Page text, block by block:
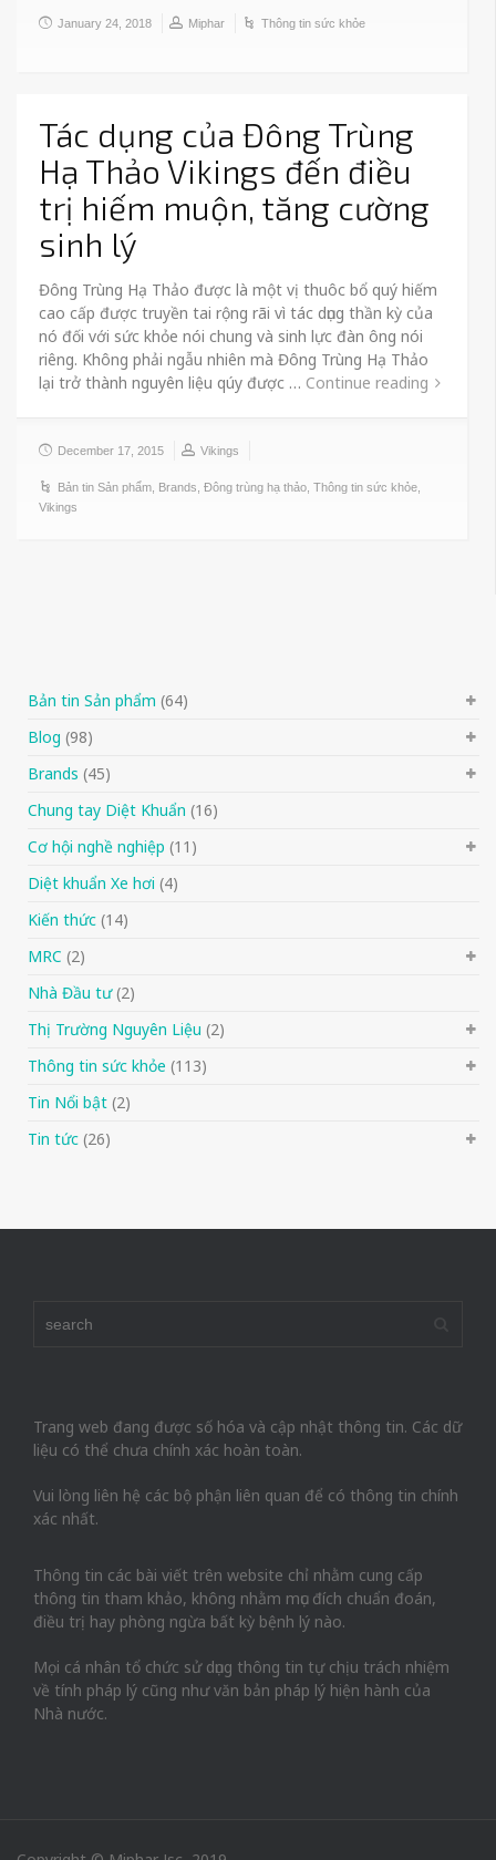
January 24, 2018 Miphar Thông tin sức khỏe
Tác dụng của Đông Trùng
Hạ Thảo Vikings đến điều
trị hiếm muộn, tăng cường
sinh lý
Đông Trùng Hạ Thảo được là một vị thuôc bổ quý hiếm
cao cấp được truyền tai rộng rãi vì tác dụng thần kỳ của
nó đối với sức khỏe nói chung và sinh lực đàn ông nói
riêng. Không phải ngẫu nhiên mà Đông Trùng Hạ Thảo
lại trở thành nguyên liệu qúy được … Continue reading
December 17, 2015 Vikings
Bản tin Sản phẩm Brands Đông trùng hạ thảo Thông tin sức khỏe
Vikings
Bản tin Sản phẩm (64)
Blog (98)
Brands (45)
Chung tay Diệt Khuẩn (16)
Cơ hội nghề nghiệp (11)
Diệt khuẩn Xe hơi (4)
Kiến thức (14)
MRC (2)
Nhà Đầu tư(2)
Thị Trường Nguyên Liệu (2)
Thông tin sức khỏe (113)
Tin Nổi bật (2)
Tin tức (26)
Trang web đang được số hóa và cập nhật thông tin. Các dữ
liệu có thể chưa chính xác hoàn toàn.
Vui lòng liên hệ các bộ phận liên quan để có thông tin chính
xác nhất.
Thông tin các bài viết trên website chỉ nhằm cung cấp
thông tin tham khảo, không nhằm mục đích chuẩn đoán,
điều trị hay phòng ngừa bất kỳ bệnh lý nào.
Mọi cá nhân tổ chức sử dụng thông tin tự chịu trách nhiệm
về tính pháp lý cũng như văn bản pháp lý hiện hành của
Nhà nước.